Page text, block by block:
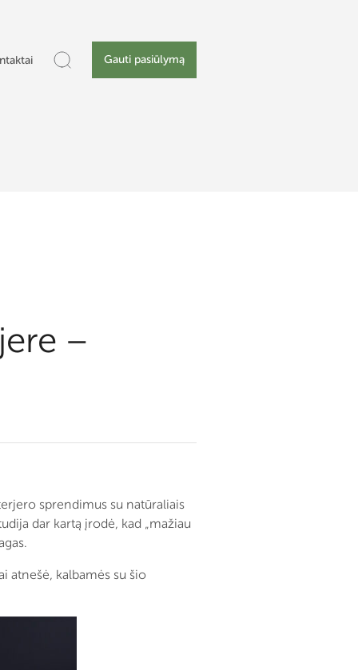
Gauti pasiūlymą
–
sprendimus su natūraliais
dar kartą įrodė, kad „mažiau
atnešė, kalbamės su šio